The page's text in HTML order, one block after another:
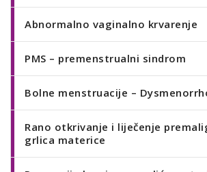
Abnormalno vaginalno krvarenje
PMS – premenstrualni sindrom
Bolne menstruacije –
Rano otkrivanje i liječenje
grlica materice